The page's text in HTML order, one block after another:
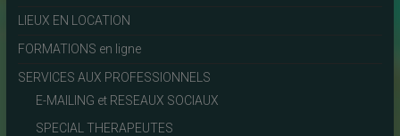
LIEUX EN LOCATION
FORMATIONS en ligne
SERVICES AUX PROFESSIONNELS
E-MAILING et RESEAUX SOCIAUX
SPECIAL THERAPEUTES